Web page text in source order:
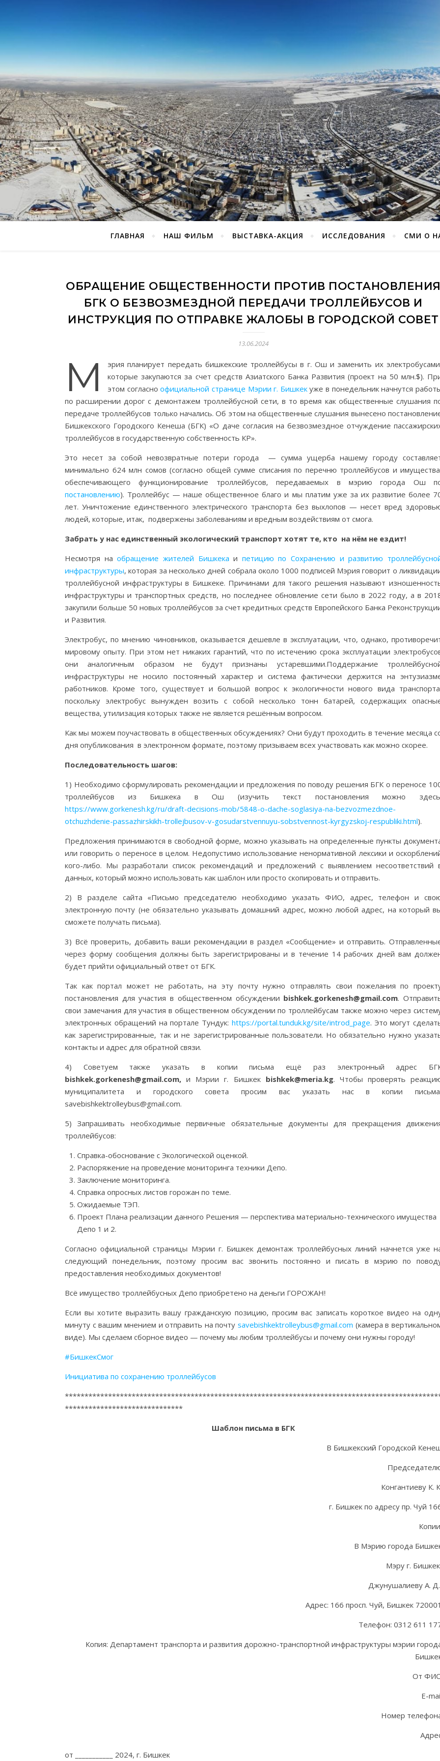
ГЛАВНАЯ НАШ ФИЛЬМ ВЫСТАВКА-АКЦИЯ ИССЛЕДОВАНИЯ СМИ О
ОБРАЩЕНИЕ ОБЩЕСТВЕННОСТИ ПРОТИВ ПОСТАНОВЛЕНИЯ
БГК О БЕЗВОЗМЕЗДНОЙ ПЕРЕДАЧИ ТРОЛЛЕЙБУСОВ И
ИНСТРУКЦИЯ ПО ОТПРАВКЕ ЖАЛОБЫ В ГОРОДСКОЙ СОВЕТ
13.06.2024
М
эрия планирует передать бишкекские троллейбусы в г. Ош и заменить их
которые закупаются за счет средств Азиатского Банка Развития (проект на 50 млн.$).
этом согласноофициальной странице Мэрии г. Бишкекуже в понедельник начнутся
по расширении дорог с демонтажем троллейбусной сети, в то время как общественные слушания
передаче троллейбусов только начались. Об этом на общественные слушания вынесено
Бишкекского Городского Кенеша (БГК) «О даче согласия на безвозмездное отчуждение
троллейбусов в государственную собственность КР».
Это несет за собой невозвратные потери города — сумма ущерба нашему городу
минимально 624 млн сомов (согласно общей сумме списания по перечню троллейбусов и
обеспечивающего функционирование троллейбусов, передаваемых в мэрию города Ош
постановлению). Троллейбус — наше общественное благо и мы платим уже за их развитие более
лет. Уничтожение единственного электрического транспорта без выхлопов — несет вред
людей, которые, итак, подвержены заболеваниям и вредным воздействиям от смога.
Забрать у нас единственный экологический транспорт хотят те, кто на нём не ездит!
Несмотря наобращение жителей Бишкека и петицию по Сохранению и развитию
инфраструктуры, которая за несколько дней собрала около 1000 подписей Мэрия говорит о
троллейбусной инфраструктуры в Бишкеке. Причинами для такого решения называют
инфраструктуры и транспортных средств, но последнее обновление сети было в 2022 году, а в
закупили больше 50 новых троллейбусов за счет кредитных средств Европейского Банка
и Развития.
Электробус, по мнению чиновников, оказывается дешевле в эксплуатации, что, однако,
мировому опыту. При этом нет никаких гарантий, что по истечению срока эксплуатации
они аналогичным образом не будут признаны устаревшими.Поддержание
инфраструктуры не носило постоянный характер и система фактически держится на
работников. Кроме того, существует и большой вопрос к экологичности нового вида
поскольку электробус вынужден возить с собой несколько тонн батарей, содержащих
вещества, утилизация которых также не является решённым вопросом.
Как мы можем поучаствовать в общественных обсуждениях? Они будут проходить в течение месяца
дня опубликования в электронном формате, поэтому призываем всех участвовать как можно скорее.
Последовательность шагов:
1) Необходимо сформулировать рекомендации и предложения по поводу решения БГК о переносе
троллейбусов из Бишкека в Ош (изучить текст постановления можно
https://www.gorkenesh.kg/ru/draft-decisions-mob/5848-o-dache-soglasiya-na-bezvozmezdnoe-
otchuzhdenie-passazhirskikh-trollejbusov-v-gosudarstvennuyu-sobstvennost-kyrgyzskoj-respubliki.html).
Предложения принимаются в свободной форме, можно указывать на определенные пункты
или говорить о переносе в целом. Недопустимо использование ненормативной лексики и
кого-либо. Мы разработали список рекомендаций и предложений с выявлением несоответствий
данных, который можно использовать как шаблон или просто скопировать и отправить.
2) В разделе сайта «Письмо председателю необходимо указать ФИО, адрес, телефон и
электронную почту (не обязательно указывать домашний адрес, можно любой адрес, на который
сможете получать письма).
3) Всё проверить, добавить ваши рекомендации в раздел «Сообщение» и отправить.
через форму сообщения должны быть зарегистрированы и в течение 14 рабочих дней вам
будет прийти официальный ответ от БГК.
Так как портал может не работать, на эту почту нужно отправлять свои пожелания по
постановления для участия в общественном обсуждении bishkek.gorkenesh@gmail.com.
свои замечания для участия в общественном обсуждении по троллейбусам также можно через
электронных обращений на портале Тундук: https://portal.tunduk.kg/site/introd_page. Это могут
как зарегистрированные, так и не зарегистрированные пользователи. Но обязательно нужно
контакты и адрес для обратной связи.
4) Советуем также указать в копии письма ещё раз электронный адрес
bishkek.gorkenesh@gmail.com, и Мэрии г. Бишкек bishkek@meria.kg. Чтобы проверять
муниципалитета и городского совета просим вас указать нас в копии письма
savebishkektrolleybus@gmail.com.
5) Запрашивать необходимые первичные обязательные документы для прекращения
троллейбусов:
Справка-обоснование с Экологической оценкой.
Распоряжение на проведение мониторинга техники Депо.
Заключение мониторинга.
Справка опросных листов горожан по теме.
Ожидаемые ТЭП.
Проект Плана реализации данного Решения — перспектива материально-технического имущества
Депо 1 и 2.
Согласно официальной страницы Мэрии г. Бишкек демонтаж троллейбусных линий начнется уже
следующий понедельник, поэтому просим вас звонить постоянно и писать в мэрию по
предоставления необходимых документов!
Всё имущество троллейбусных Депо приобретено на деньги ГОРОЖАН!
Если вы хотите выразить вашу гражданскую позицию, просим вас записать короткое видео на
минуту с вашим мнением и отправить на почтуsavebishkektrolleybus@gmail.com (камера в
виде). Мы сделаем сборное видео — почему мы любим троллейбусы и почему они нужны городу!
#БишкекСмог
Инициатива по сохранению троллейбусов
******************************
Шаблон письма в БГК
В Бишкекский Городской
Конгантиеву К.
г. Бишкек по адресу пр. Чуй
В Мэрию города
Мэру г. Бишкек
Джунушалиеву А. Д.
Адрес: 166 просп. Чуй, Бишкек 720001
Телефон: 0312 611
Копия: Департамент транспорта и развития дорожно-транспортной инфраструктуры мэрии
От
E-
Номер
от ___________ 2024, г. Бишкек